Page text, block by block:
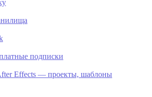
подписки
Effects — проекты, шаблоны